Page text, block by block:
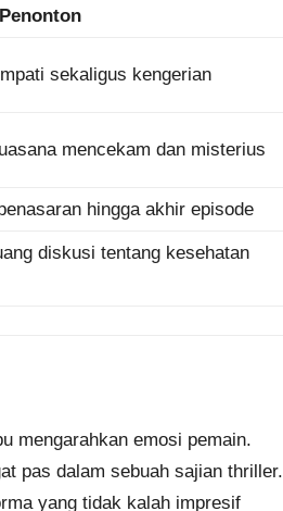
sekaligus kengerian
mencekam dan misterius
hingga akhir episode
diskusi tentang kesehatan
mengarahkan emosi pemain.
pas dalam sebuah sajian thriller.
yang tidak kalah impresif